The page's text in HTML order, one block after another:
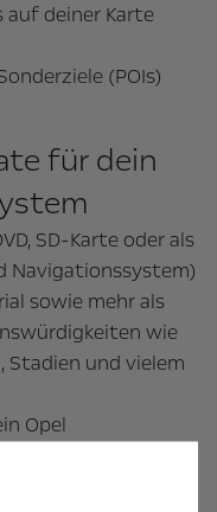
auf deiner Karte
(POIs)
für dein
SD-Karte oder als
Navigationssystem)
sowie mehr als
wie
Stadien und vielem
Opel